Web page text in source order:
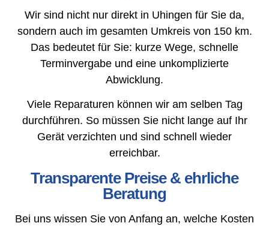
Wir sind nicht nur direkt in Uhingen für Sie da,
sondern auch im gesamten Umkreis von 150 km.
Das bedeutet für Sie: kurze Wege, schnelle
Terminvergabe und eine unkomplizierte
Abwicklung.
Viele Reparaturen können wir am selben Tag
durchführen. So müssen Sie nicht lange auf Ihr
Gerät verzichten und sind schnell wieder
erreichbar.
Transparente Preise & ehrliche
Beratung
Bei uns wissen Sie von Anfang an, welche Kosten